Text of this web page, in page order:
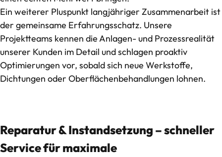
Ein weiterer Pluspunkt langjähriger Zusammenarbeit ist
der gemeinsame Erfahrungsschatz. Unsere
Projektteams kennen die Anlagen- und Prozessrealität
unserer Kunden im Detail und schlagen proaktiv
Optimierungen vor, sobald sich neue Werkstoffe,
Dichtungen oder Oberflächenbehandlungen lohnen.
Reparatur & Instandsetzung – schneller
Service für maximale